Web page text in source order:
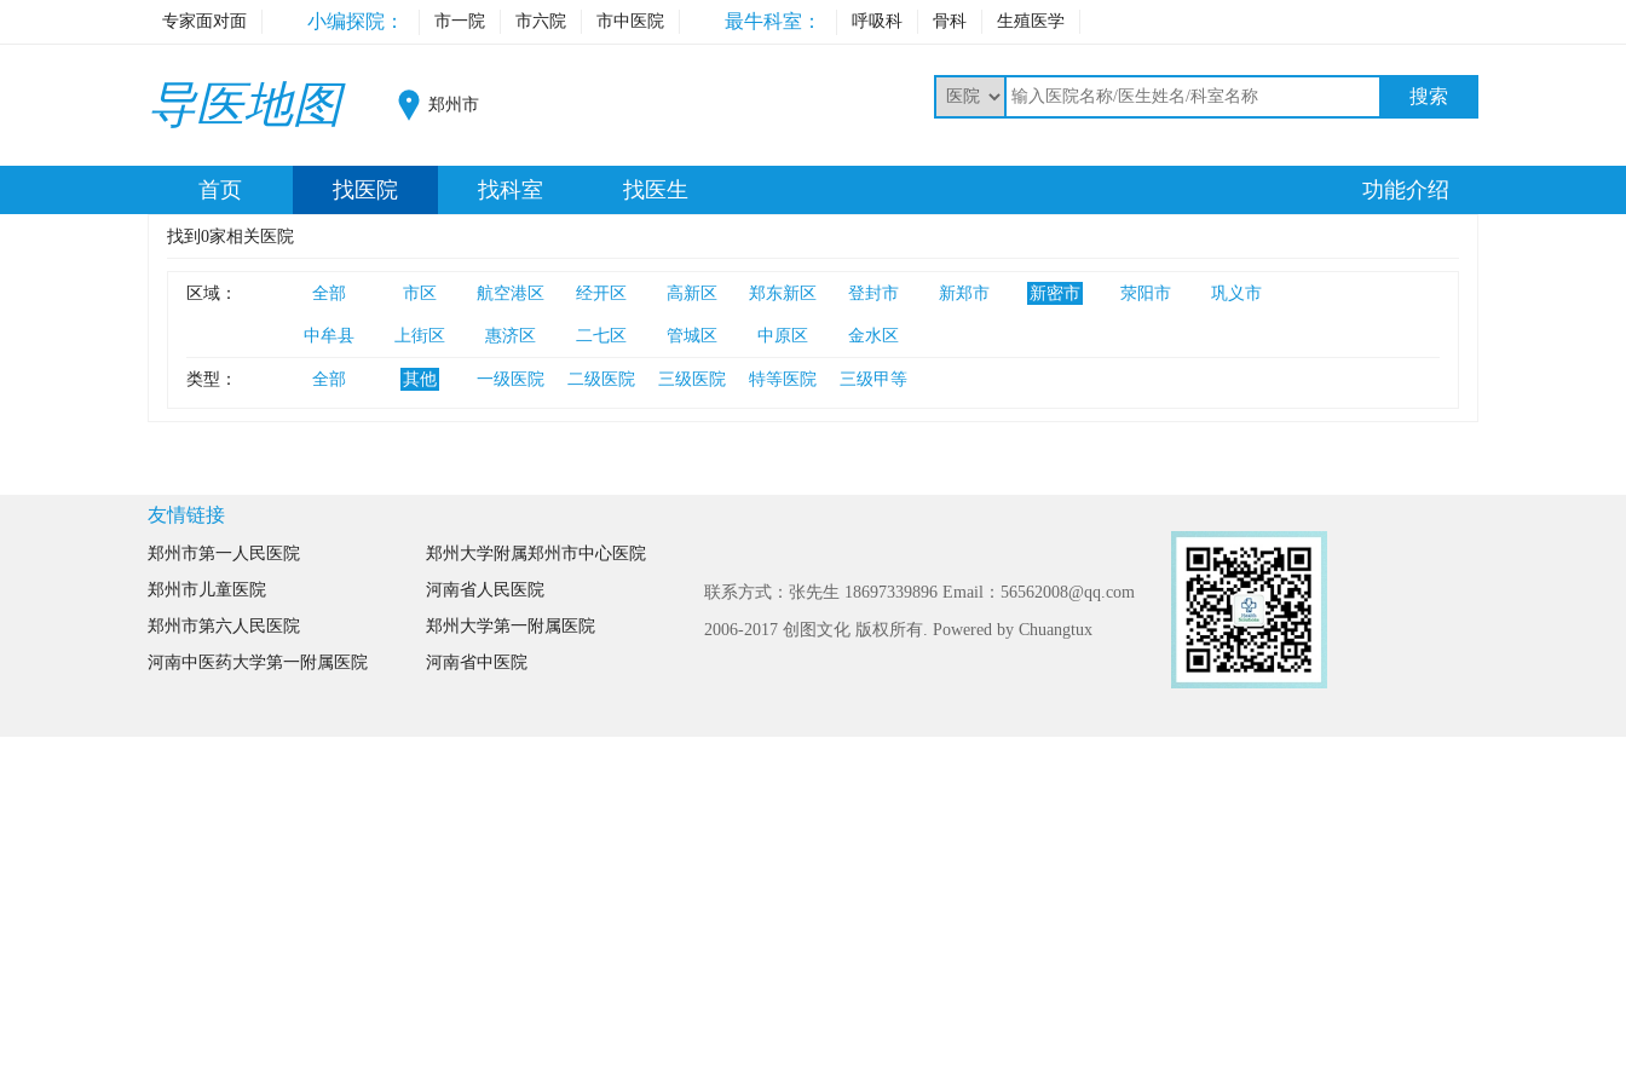
专家面对面 小编探院： 市一院 市六院 市中医院 最牛科室： 呼吸科 骨科 生殖医学
导医地图 郑州市 搜索
首页 找医院 找科室 找医生 功能介绍
找到 0家相关医院
区域： 全部 市区 航空港区 经开区 高新区 郑东新区 登封市 新郑市 新密市 荥阳市 巩义市
中牟县 上街区 惠济区 二七区 管城区 中原区 金水区
类型： 全部 其他 一级医院 二级医院 三级医院 特等医院 三级甲等
友情链接
郑州市第一人民医院
郑州市儿童医院
郑州市第六人民医院
河南中医药大学第一附属医院
郑州大学附属郑州市中心医院
河南省人民医院
郑州大学第一附属医院
河南省中医院
联系方式：张先生 18697339896 Email：56562008@qq.com
2006-2017 创图文化 版权所有. Powered by Chuangtux